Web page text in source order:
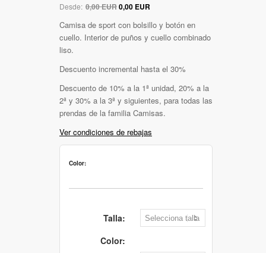
Desde: 0,00 EUR0,00 EUR
Camisa de sport con bolsillo y botón en
cuello. Interior de puños y cuello combinado
liso.
Descuento incremental hasta el 30%
Descuento de 10% a la 1ª unidad, 20% a la
2ª y 30% a la 3ª y siguientes, para todas las
prendas de la familia Camisas.
Ver condiciones de rebajas
Color:
Talla:
Color: